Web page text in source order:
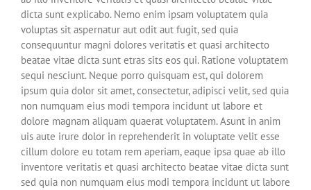
dicta sunt explicabo. Nemo enim ipsam voluptatem quia
voluptas sit aspernatur aut odit aut fugit, sed quia
consequuntur magni dolores veritatis et quasi architecto
beatae vitae dicta sunt etras sits eos qui. Ratione voluptatem
sequi nesciunt. Neque porro quisquam est, qui dolorem
ipsum quia dolor sit amet, consectetur, adipisci velit, sed quia
non numquam eius modi tempora incidunt ut labore et
dolore magnam aliquam quaerat voluptatem. Asunt in anim
uis aute irure dolor in reprehenderit in voluptate velit esse
cillum dolore eu totam rem aperiam, eaque ipsa quae ab illo
inventore veritatis et quasi architecto beatae vitae dicta sunt
sed quia non numquam eius modi tempora incidunt ut labore